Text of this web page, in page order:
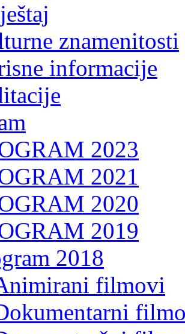
znamenitosti
informacije
2023
2021
2020
2019
2018
filmovi